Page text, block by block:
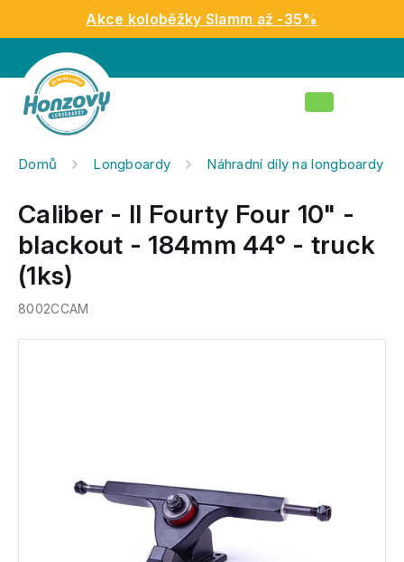
obsah
Akce koloběžky Slamm až -35%
Nákupní
Domů Longboardy Náhradní díly na longboardy
Caliber - II Fourty Four 10" -
blackout - 184mm 44° - truck
(1ks)
8002CCAM